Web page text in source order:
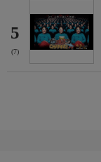
5
(7)